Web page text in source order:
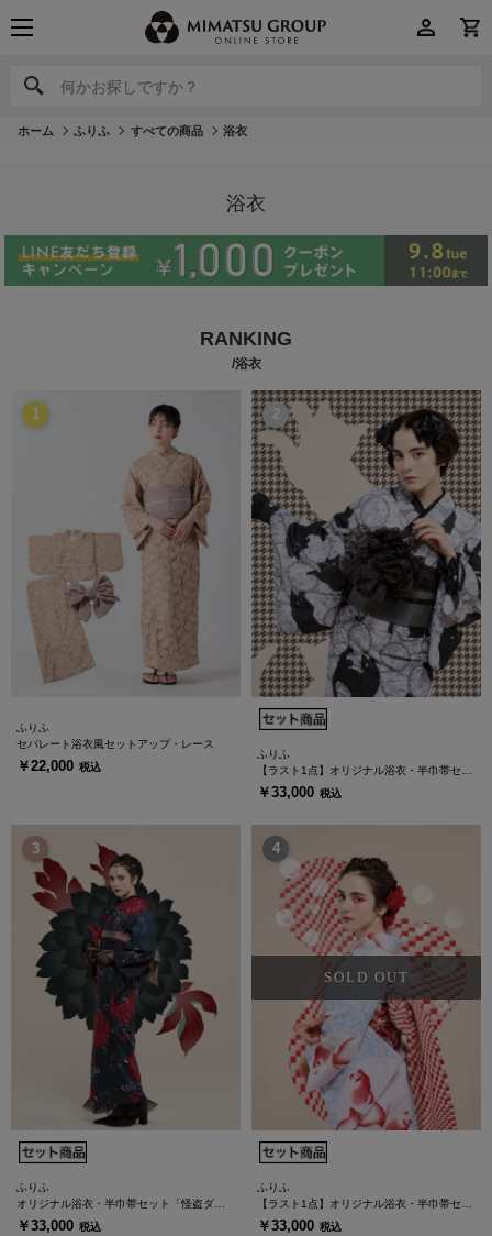
何かお探しですか？
何かお探しですか？
ホーム ふりふ すべての商品 浴衣
浴衣
RANKING
/浴衣
ふりふ
セパレート浴衣風セットアップ・レース
￥22,000 税込
ふりふ
【ラスト1点】オリジナル浴衣・半巾帯セッ
ト「猫の恩返し」
￥33,000 税込
ふりふ
オリジナル浴衣・半巾帯セット「怪盗ダリ
ィ」
￥33,000 税込
ふりふ
【ラスト1点】オリジナル浴衣・半巾帯セッ
ト「あぶ金魚」
￥33,000 税込